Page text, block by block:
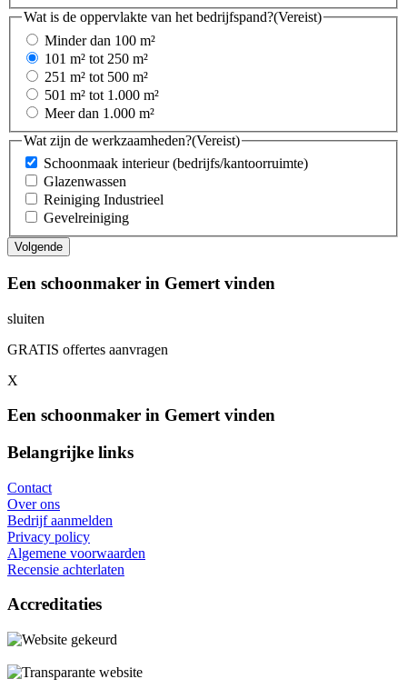
Wat is de oppervlakte van het bedrijfspand?(Vereist)
Minder dan 100 m²
101 m² tot 250 m²
251 m² tot 500 m²
501 m² tot 1.000 m²
Meer dan 1.000 m²
Wat zijn de werkzaamheden?(Vereist)
Schoonmaak interieur (bedrijfs/kantoorruimte)
Glazenwassen
Reiniging Industrieel
Gevelreiniging
Een schoonmaker in Gemert vinden
sluiten
GRATIS offertes aanvragen
X
Een schoonmaker in Gemert vinden
Belangrijke links
Contact
Over ons
Bedrijf aanmelden
Privacy policy
Algemene voorwaarden
Recensie achterlaten
Accreditaties